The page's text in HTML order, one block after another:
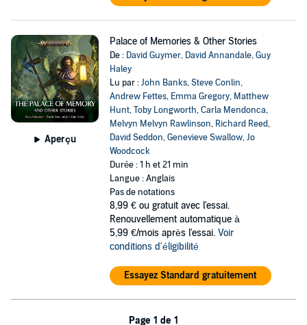
Aperçu
Palace of Memories & Other Stories
De : David Guymer, David Annandale,Guy
Haley
Lu par :John Banks,Steve Conlin,
Andrew Fettes, Emma Gregory, Matthew
Hunt,Toby Longworth,Carla Mendonca,
Melvyn Melvyn Rawlinson, Richard Reed,
David Seddon,Genevieve Swallow,Jo
Woodcock
Durée : 1 h et 21 min
Langue : Anglais
Pas de notations
8,99 € ou gratuit avec l'essai.
Renouvellement automatique à
5,99 €/mois après l'essai. Voir
conditions d'éligibilité
Essayez Standard gratuitement
Page 1 de 1